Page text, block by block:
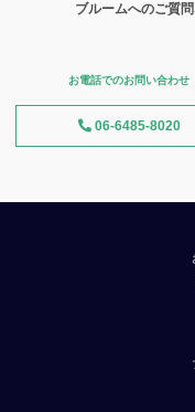
ブルームへのご質
お電話でのお問い合わせ
06-6485-8020